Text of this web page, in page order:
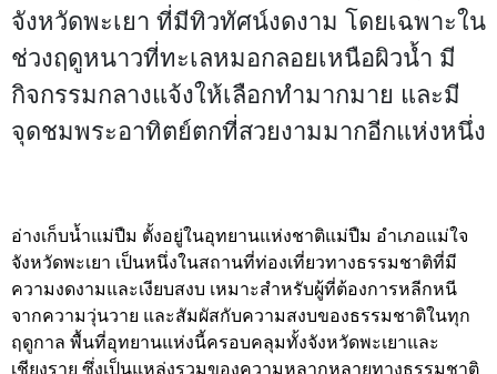
จังหวัดพะเยา ที่มีทิวทัศน์งดงาม โดยเฉพาะใน
ช่วงฤดูหนาวที่ทะเลหมอกลอยเหนือผิวน้ำ มี
กิจกรรมกลางแจ้งให้เลือกทำมากมาย และมี
จุดชมพระอาทิตย์ตกที่สวยงามมากอีกแห่งหนึ่ง
อ่างเก็บน้ำแม่ปืม ตั้งอยู่ในอุทยานแห่งชาติแม่ปืม อำเภอแม่ใจ
จังหวัดพะเยา เป็นหนึ่งในสถานที่ท่องเที่ยวทางธรรมชาติที่มี
ความงดงามและเงียบสงบ เหมาะสำหรับผู้ที่ต้องการหลีกหนี
จากความวุ่นวาย และสัมผัสกับความสงบของธรรมชาติในทุก
ฤดูกาล พื้นที่อุทยานแห่งนี้ครอบคลุมทั้งจังหวัดพะเยาและ
เชียงราย ซึ่งเป็นแหล่งรวมของความหลากหลายทางธรรมชาติ